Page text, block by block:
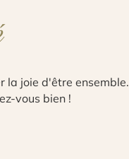
la joie d'être ensemble.
vous bien !